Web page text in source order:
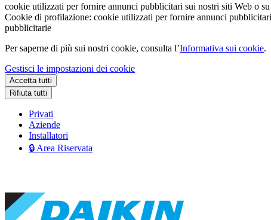
cookie utilizzati per fornire annunci pubblicitari sui nostri siti Web o
Cookie di profilazione: cookie utilizzati per fornire annunci
pubblicitarie
Per saperne di più sui nostri cookie, consulta l’Informativa sui cookie.
Gestisci le impostazioni dei cookie
Accetta tutti
Rifiuta tutti
Privati
Aziende
Installatori
🔒 Area Riservata